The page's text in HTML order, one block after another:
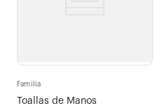
Familia
Toallas de Manos